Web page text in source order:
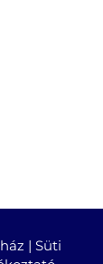
| Süti